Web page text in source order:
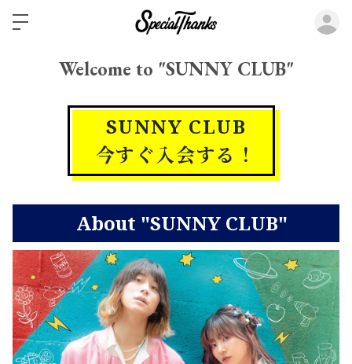
Welcome to "SUNNY CLUB"
SUNNY CLUB
今すぐ入会する！
About "SUNNY CLUB"